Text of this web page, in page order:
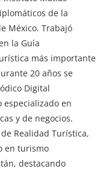
de la
México. Trabajó
la Guía
más importante
20 años se
Digital
especializado en
y de negocios.
Realidad Turística,
en turismo
destacando